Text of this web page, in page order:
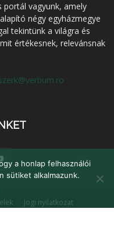
portál vagyunk, amely
négy egyházmegye
tekintünk a világra és
értékesnek, relevánsnak
Jogi nyilatkozat
a honlap felhasználói
sütiket alkalmazunk.